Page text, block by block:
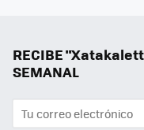
RECIBE
SEMANAL